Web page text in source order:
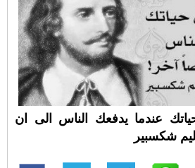
عندما يدفعك الناس الى ان
شكسبير